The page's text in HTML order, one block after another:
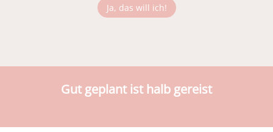
Ja, das will ich!
Gut geplant ist halb gereist